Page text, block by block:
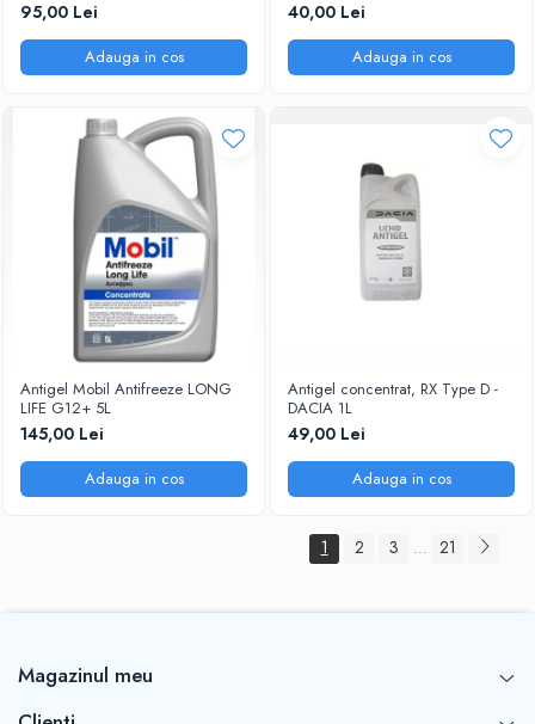
95,00 Lei
Adauga in cos
40,00 Lei
Adauga in cos
Antigel Mobil Antifreeze LONG
LIFE G12+ 5L
145,00 Lei
Adauga in cos
Antigel concentrat, RX Type D -
DACIA 1L
49,00 Lei
Adauga in cos
1 2 3 ... 21
Magazinul meu